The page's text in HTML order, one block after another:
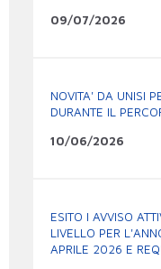
09/07/2026
NOVITA' DA UNISI
DURANTE IL
10/06/2026
ESITO I AVVISO
LIVELLO PER
APRILE 2026 E